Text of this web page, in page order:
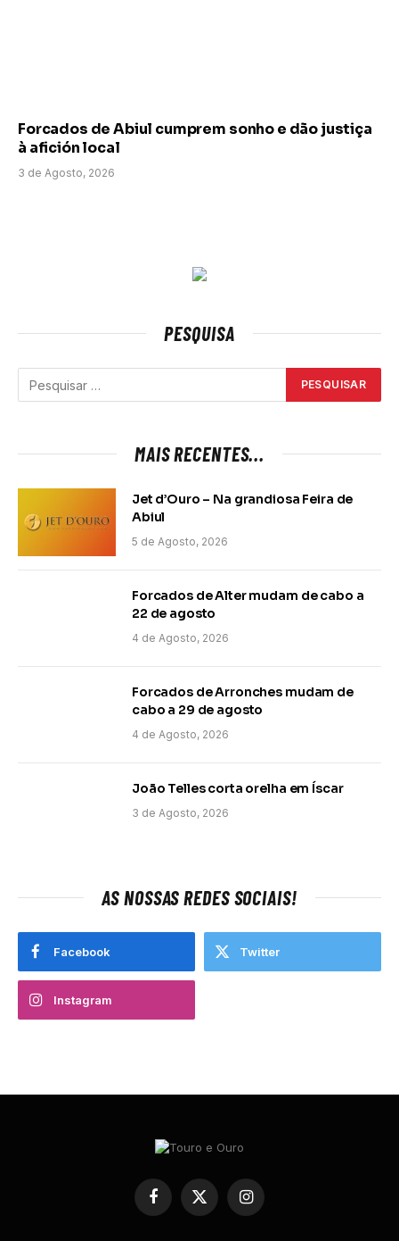
Forcados de Abiul cumprem sonho e dão justiça
à afición local
3 de Agosto, 2026
PESQUISA
MAIS RECENTES...
Jet d’Ouro – Na grandiosa Feira de
Abiul
5 de Agosto, 2026
Forcados de Alter mudam de cabo a
22 de agosto
4 de Agosto, 2026
Forcados de Arronches mudam de
cabo a 29 de agosto
4 de Agosto, 2026
João Telles corta orelha em Íscar
3 de Agosto, 2026
AS NOSSAS REDES SOCIAIS!
Facebook Twitter
Instagram
Facebook
X
Instagram